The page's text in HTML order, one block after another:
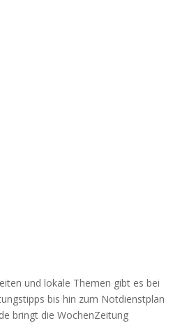
und lokale Themen gibt es bei
bis hin zum Notdienstplan
bringt die WochenZeitung